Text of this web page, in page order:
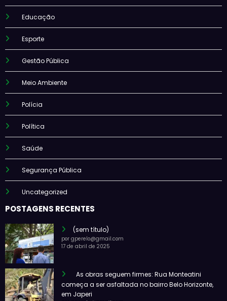
Educação
Esporte
Gestão Pública
Meio Ambiente
Polícia
Política
Saúde
Segurança Pública
Uncategorized
POSTAGENS RECENTES
(sem título)
por gperelo@gmail.com
17 de abril de 2025
As obras seguem firmes: Rua Monteatini
começa a ser asfaltada no bairro Belo Horizonte,
em Japeri